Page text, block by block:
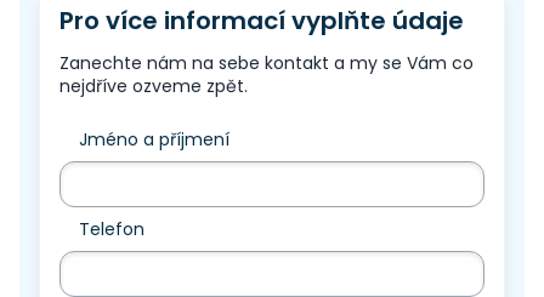
Pro více informací vyplňte údaje
Zanechte nám na sebe kontakt a my se Vám co
nejdříve ozveme zpět.
Jméno a příjmení
Telefon